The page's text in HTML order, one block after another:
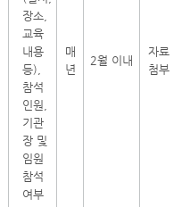
장소,
교육
내용
등),
참석
인원,
기관
장 및
임원
참석
여부
매
년
2월 이내
자료
첨부